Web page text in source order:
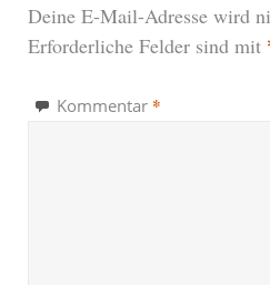
Deine E-Mail-Adresse wird
Erforderliche Felder sind mit
Kommentar *